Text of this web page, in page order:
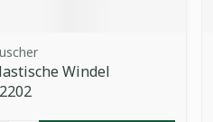
Windel